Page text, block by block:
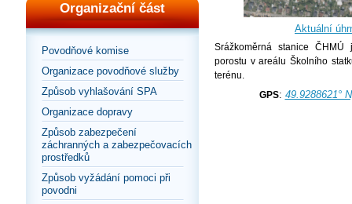
Organizační část
Povodňové komise
Organizace povodňové služby
Způsob vyhlašování SPA
Organizace dopravy
Způsob zabezpečení
záchranných a zabezpečovacích
prostředků
Způsob vyžádání pomoci při
povodni
Aktuální
Srážkoměrná stanice
porostu v areálu Školního
terénu.
GPS: 49.9288621°